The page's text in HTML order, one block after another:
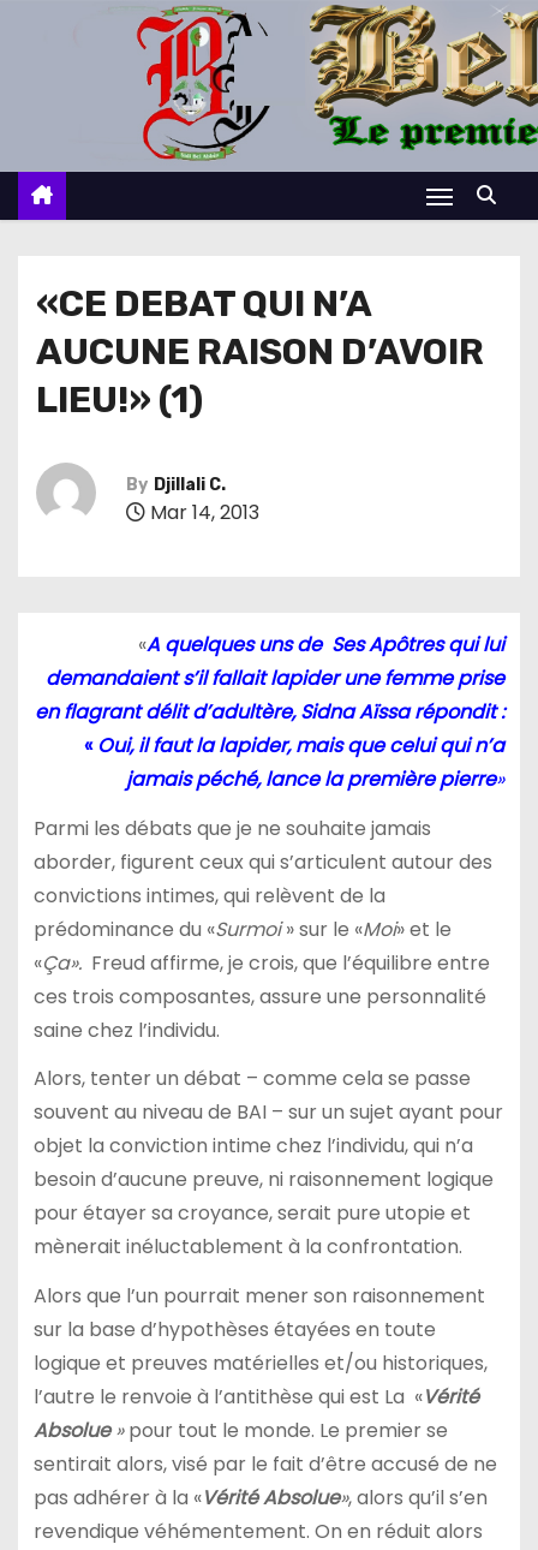
c
«CE DEBAT QUI N’A
AUCUNE RAISON D’AVOIR
LIEU!» (1)
By Djillali C.
Mar 14, 2013
«A quelques uns de Ses Apôtres qui lui
demandaient s’il fallait lapider une femme prise
en flagrant délit d’adultère, Sidna Aïssa répondit :
« Oui, il faut la lapider, mais que celui qui n’a
jamais péché, lance la première pierre»
Parmi les débats que je ne souhaite jamais
aborder, figurent ceux qui s’articulent autour des
convictions intimes, qui relèvent de la
prédominance du «Surmoi» sur le «Moi» et le
«Ça». Freud affirme, je crois, que l’équilibre entre
ces trois composantes, assure une personnalité
saine chez l’individu.
Alors, tenter un débat – comme cela se passe
souvent au niveau de BAI – sur un sujet ayant pour
objet la conviction intime chez l’individu, qui n’a
besoin d’aucune preuve, ni raisonnement logique
pour étayer sa croyance, serait pure utopie et
mènerait inéluctablement à la confrontation.
Alors que l’un pourrait mener son raisonnement
sur la base d’hypothèses étayées en toute
logique et preuves matérielles et/ou historiques,
l’autre le renvoie à l’antithèse qui est La «Vérité
Absolue»pour tout le monde. Le premier se
sentirait alors, visé par le fait d’être accusé de ne
pas adhérer à la «Vérité Absolue», alors qu’il s’en
revendique véhémentement. On en réduit alors